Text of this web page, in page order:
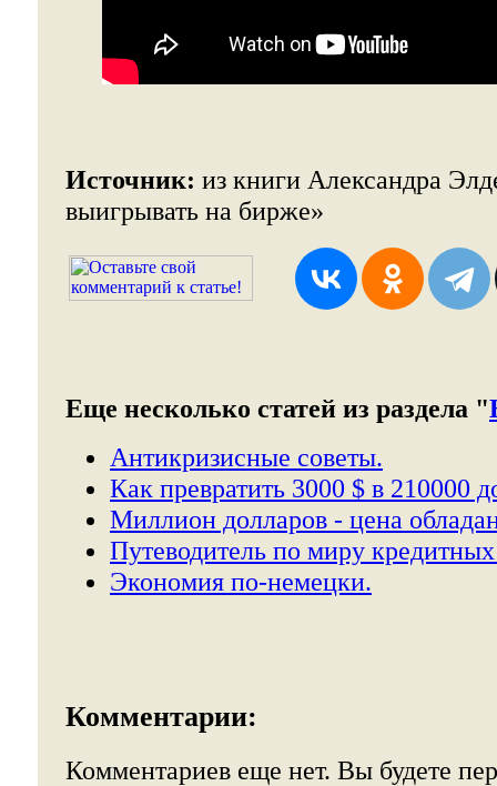
Источник: из книги Александра
выигрывать на бирже»
Еще несколько статей из раздела "
Антикризисные советы.
Как превратить 3000 $ в 210000
Миллион долларов - цена
Путеводитель по миру кредитных
Экономия по-немецки.
Комментарии:
Комментариев еще нет. Вы будете